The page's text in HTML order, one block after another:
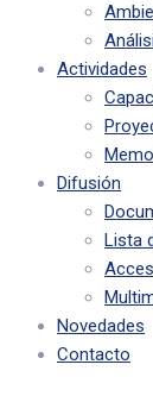
Actividades
Difusión
Lista
Novedades
Contacto